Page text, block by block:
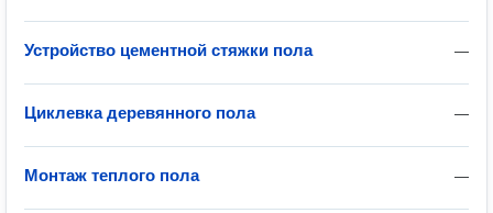
—
Устройство цементной стяжки пола
—
Циклевка деревянного пола
—
Монтаж теплого пола